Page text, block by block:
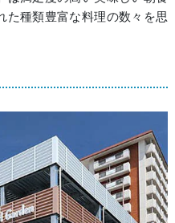
た種類豊富な料理の数々を思